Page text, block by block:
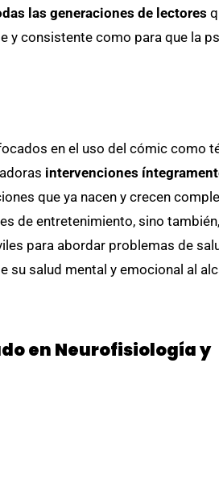
las generaciones de lectores
y consistente como para que la
en el uso del cómic como
intervenciones
que ya nacen y crecen
de entretenimiento, sino
para abordar problemas de
su salud mental y emocional al
en Neurofisiología y